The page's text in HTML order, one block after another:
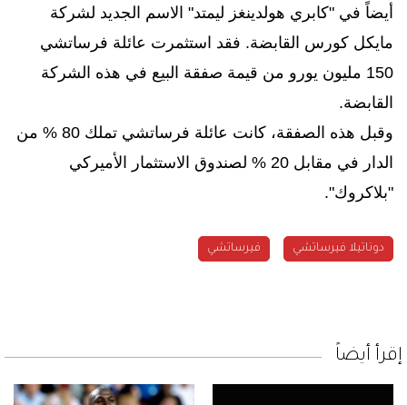
أيضاً في "كابري هولدينغز ليمتد" الاسم الجديد لشركة
مايكل كورس القابضة. فقد استثمرت عائلة فرساتشي
150 مليون يورو من قيمة صفقة البيع في هذه الشركة
القابضة.
وقبل هذه الصفقة، كانت عائلة فرساتشي تملك 80 % من
الدار في مقابل 20 % لصندوق الاستثمار الأميركي
"بلاكروك".
دوناتيلا فيرساتشي فيرساتشي
إقرأ أيضاً